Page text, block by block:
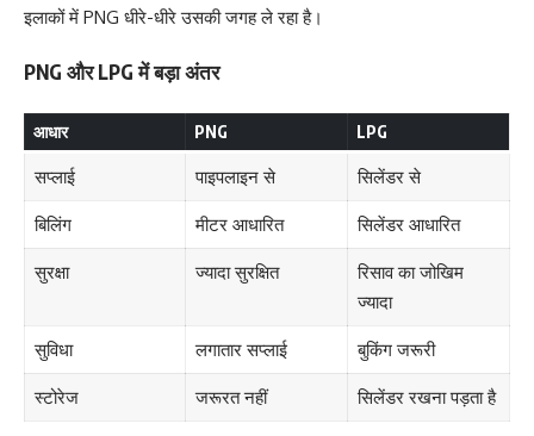
इलाकों में PNG धीरे-धीरे उसकी जगह ले रहा है।
PNG और LPG में बड़ा अंतर
आधार PNG LPG
सप्लाई पाइपलाइन से सिलेंडर से
बिलिंग मीटर आधारित सिलेंडर आधारित
सुरक्षा ज्यादा सुरक्षित
रिसाव का जोखिम
ज्यादा
सुविधा लगातार सप्लाई बुकिंग जरूरी
स्टोरेज जरूरत नहीं सिलेंडर रखना पड़ता है